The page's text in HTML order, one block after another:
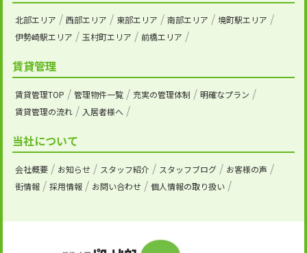
北部エリア 西部エリア 東部エリア 南部エリア
境町駅エリア
伊勢崎駅エリア
玉村町エリア 前橋エリア
賃貸管理
賃貸管理TOP 管理物件一覧 充実の管理体制
明確なプラン
賃貸管理の流れ
入居者様へ
当社について
会社概要 お知らせ スタッフ紹介 スタッフブログ
お客様の声
街情報
採用情報 お問い合わせ 個人情報の取り扱い